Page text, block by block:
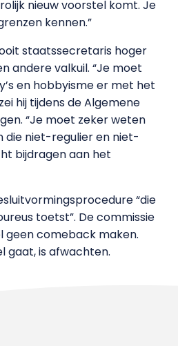
nieuw voorstel komt. Je
kennen.”
staatssecretaris hoger
andere valkuil. “Je moet
en hobbyisme er met het
hij tijdens de Algemene
“Je moet zeker weten
die niet-regulier en niet-
bijdragen aan het
“die
toetst”. De commissie
geen comeback maken.
gaat, is afwachten.